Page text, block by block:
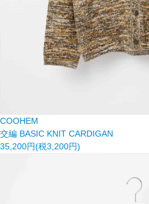
COOHEM
交編 BASIC KNIT CARDIGAN
35,200円(税3,200円)